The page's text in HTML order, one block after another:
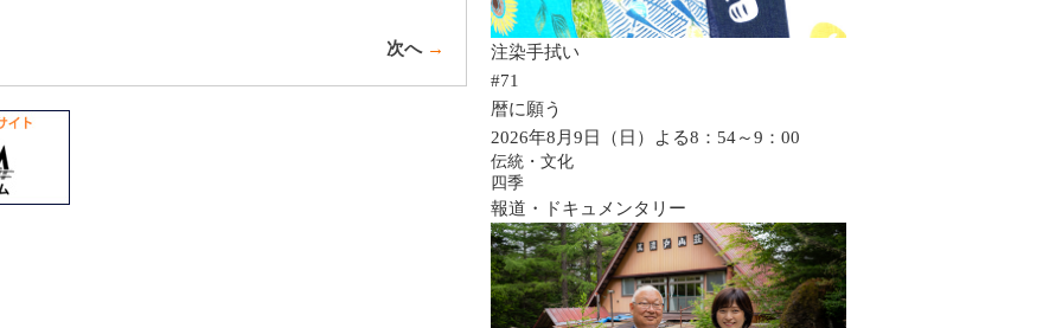
次へ→
注染手拭い
#71
暦に願う
2026年8月9日（日）よる8：54～9：00
伝統・文化
四季
報道・ドキュメンタリー